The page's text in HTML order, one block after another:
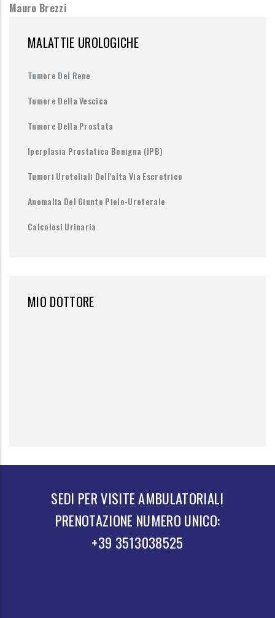
Mauro Brezzi
MALATTIE UROLOGICHE
Tumore Del Rene
Tumore Della Vescica
Tumore Della Prostata
Iperplasia Prostatica Benigna (IPB)
Tumori Uroteliali Dell'alta Via Escretrice
Anomalia Del Giunto Pielo-Ureterale
Calcolosi Urinaria
MIO DOTTORE
SEDI PER VISITE AMBULATORIALI
PRENOTAZIONE NUMERO UNICO:
+39 3513038525